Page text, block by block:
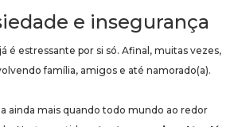
e insegurança
é estressante por si só. Afinal, muitas vezes,
família, amigos e até namorado(a).
ainda mais quando todo mundo ao redor